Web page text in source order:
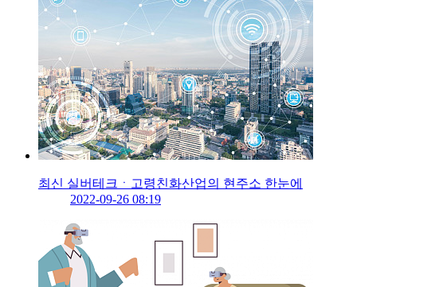
최신 실버테크ㆍ고령친화산업의 현주소 한눈에
2022-09-26 08:19